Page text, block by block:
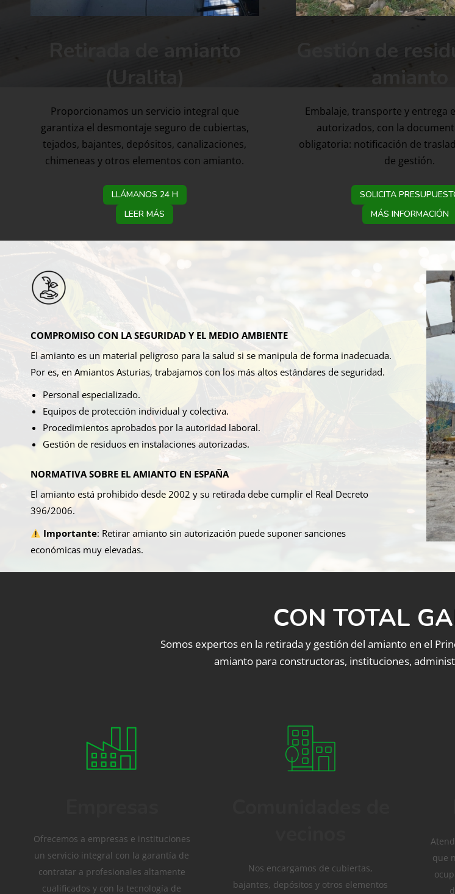
Retirada de amianto
(Uralita)
Proporcionamos un servicio integral que
garantiza el desmontaje seguro de cubiertas,
tejados, bajantes, depósitos, canalizaciones,
chimeneas y otros elementos con amianto.
LLÁMANOS 24 H
LEER MÁS
Gestión de
amianto
Embalaje, transporte y entrega
autorizados, con la
obligatoria: notificación de
de gestión.
SOLICITA
MÁS INFORMACIÓN
COMPROMISO CON LA SEGURIDAD Y EL MEDIO AMBIENTE
El amianto es un material peligroso para la salud si se manipula de forma inadecuada.
Por es, en Amiantos Asturias, trabajamos con los más altos estándares de seguridad.
Personal especializado.
Equipos de protección individual y colectiva.
Procedimientos aprobados por la autoridad laboral.
Gestión de residuos en instalaciones autorizadas.
NORMATIVA SOBRE EL AMIANTO EN ESPAÑA
El amianto está prohibido desde 2002 y su retirada debe cumplir el Real Decreto
396/2006.
Importante: Retirar amianto sin autorización puede suponer sanciones
económicas muy elevadas.
CON TOTAL
Somos expertos en la retirada y gestión del amianto en el
amianto para constructoras, instituciones,
Ofrecemos a empresas e instituciones
un servicio integral con la garantía de
contratar a profesionales altamente
cualificados y con la tecnología de
Nos encargamos de cubiertas,
bajantes, depósitos y otros elementos
que